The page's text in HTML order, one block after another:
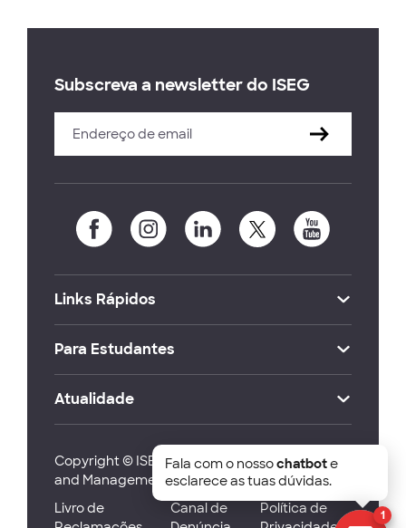
Subscreva a newsletter do ISEG
Links Rápidos
Para Estudantes
Atualidade
Copyright © ISEG Lisbon School of Economics
and Management 2026
Livro de
Canal de
Política de
1
Fala com o nossochatbote
esclarece as tuas dúvidas.